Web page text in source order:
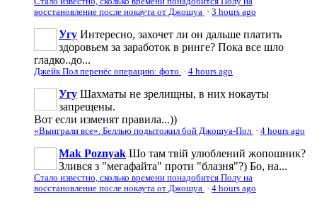
восстановление после нокаута от Джошуа · 3 hours ago
Угу Интересно, захочет ли он дальше платить
здоровьем за заработок в ринге? Пока все шло
гладко..до...
Джейк Пол перенёс операцию: фото · 4 hours ago
Угу Шахматы не зрелищны, в них нокауты
запрещены.
Вот если изменят правила...))
«Выиграли все». Беллью подытожил бой Джошуа-Пол · 4 hours ago
Mak Poznyak Шо там твій улюблений жопошник?
Злився з "мегафайта" проти "блазня"?) Бо, на...
Стало известно, сколько времени понадобится Полу на
восстановление после нокаута от Джошуа · 4 hours ago